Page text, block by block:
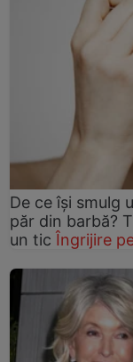
De ce își smulg
păr din barbă?
un tic Îngrijire